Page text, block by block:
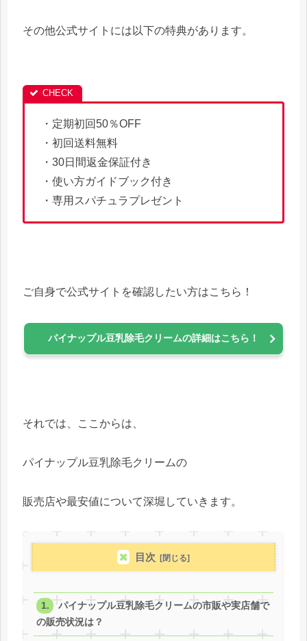
その他公式サイトには以下の特典があります。
・定期初回50％OFF
・初回送料無料
・30日間返金保証付き
・使い方ガイドブック付き
・専用スパチュラプレゼント
ご自身で公式サイトを確認したい方はこちら！
パイナップル豆乳除毛クリームの詳細はこちら！
それでは、ここからは、
パイナップル豆乳除毛クリームの
販売店や最安値について深堀していきます。
目次
パイナップル豆乳除毛クリームの市販や実店舗で
の販売状況は？